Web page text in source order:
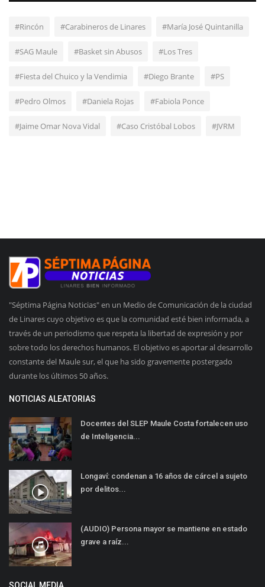
#Rincón #Carabineros de Linares #María José Quintanilla
#SAG Maule #Basket sin Abusos #Los Tres
#Fiesta del Chuico y la Vendimia #Diego Brante #PS
#Pedro Olmos #Daniela Rojas #Fabiola Ponce
#Jaime Omar Nova Vidal #Caso Cristóbal Lobos #JVRM
"Séptima Página Noticias" en un Medio de Comunicación de la ciudad
de Linares cuyo objetivo es que la comunidad esté bien informada, a
través de un periodismo que respeta la libertad de expresión y por
sobre todo los derechos humanos. El objetivo es aportar al desarrollo
constante del Maule sur, el que ha sido gravemente postergado
durante los últimos 50 años.
NOTICIAS ALEATORIAS
Docentes del SLEP Maule Costa fortalecen uso
de Inteligencia...
Longaví: condenan a 16 años de cárcel a sujeto
por delitos...
(AUDIO) Persona mayor se mantiene en estado
grave a raíz...
SOCIAL MEDIA